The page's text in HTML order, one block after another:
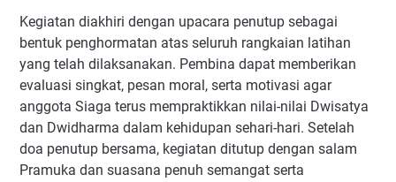
Kegiatan diakhiri dengan upacara penutup sebagai
bentuk penghormatan atas seluruh rangkaian latihan
yang telah dilaksanakan. Pembina dapat memberikan
evaluasi singkat, pesan moral, serta motivasi agar
anggota Siaga terus mempraktikkan nilai-nilai Dwisatya
dan Dwidharma dalam kehidupan sehari-hari. Setelah
doa penutup bersama, kegiatan ditutup dengan salam
Pramuka dan suasana penuh semangat serta